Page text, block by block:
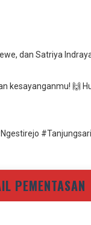
dan Satriya
kesayanganmu! 🙌
PEMENTASAN